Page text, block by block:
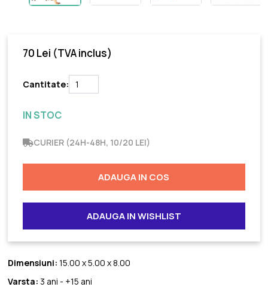
70 Lei (TVA inclus)
Cantitate:
IN STOC
CURIER (24H-48H, 10/20 LEI)
ADAUGA IN COS
ADAUGA IN WISHLIST
Dimensiuni: 15.00 x 5.00 x 8.00
Varsta: 3 ani - +15 ani